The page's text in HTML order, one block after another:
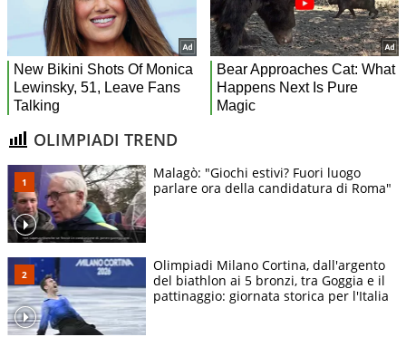
OLIMPIADI TREND
Malagò: "Giochi estivi? Fuori luogo
parlare ora della candidatura di Roma"
Olimpiadi Milano Cortina, dall'argento
del biathlon ai 5 bronzi, tra Goggia e il
pattinaggio: giornata storica per l'Italia